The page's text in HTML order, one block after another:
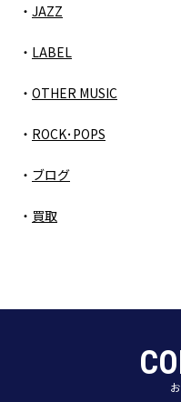
JAZZ
LABEL
OTHER MUSIC
ROCK･POPS
ブログ
買取